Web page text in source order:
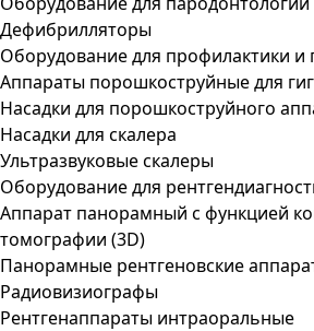
Дефибрилляторы
Оборудование для профилактики и
Аппараты порошкоструйные для
Насадки для порошкоструйного
Насадки для скалера
Ультразвуковые скалеры
Оборудование для
Аппарат панорамный с функцией
томографии (3D)
Панорамные рентгеновские
Радиовизиографы
Рентгенаппараты интраоральные